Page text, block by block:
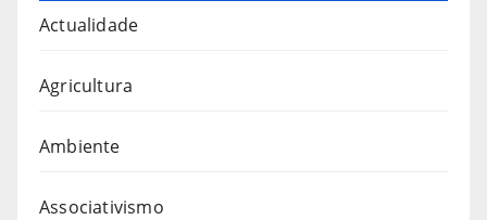
Actualidade
Agricultura
Ambiente
Associativismo